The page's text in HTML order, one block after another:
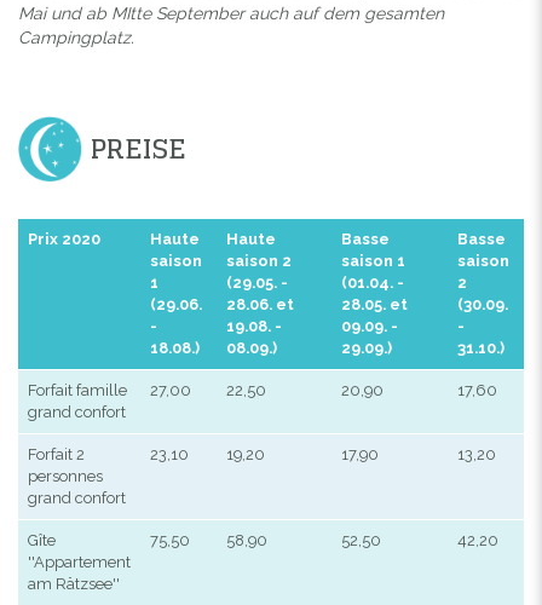
Mai und ab MItte September auch auf dem gesamten
Campingplatz.
PREISE
Prix 2020
Haute
saison
1
(29.06.
-
18.08.)
Haute
saison 2
(29.05. -
28.06. et
19.08. -
08.09.)
Basse
saison 1
(01.04. -
28.05. et
09.09. -
29.09.)
Basse
saison
2
(30.09.
-
31.10.)
Forfait famille
grand confort
27,00 22,50 20,90 17,60
Forfait 2
personnes
grand confort
23,10 19,20 17,90 13,20
Gîte
''Appartement
am Rätzsee''
75,50 58,90 52,50 42,20